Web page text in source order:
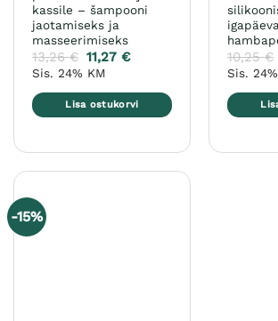
kassile – šampooni
jaotamiseks ja
masseerimiseks
13,26€ 11,27€
Sis. 24% KM
Lisa ostukorvi
10,25€
Sis.
-15%